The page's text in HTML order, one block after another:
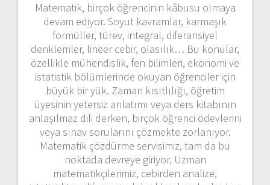
Matematik, birçok öğrencinin kâbusu olmaya
devam ediyor. Soyut kavramlar, karmaşık
formüller, türev, integral, diferansiyel
denklemler, lineer cebir, olasılık… Bu konular,
özellikle mühendislik, fen bilimleri, ekonomi ve
istatistik bölümlerinde okuyan öğrenciler için
büyük bir yük. Zaman kısıtlılığı, öğretim
üyesinin yetersiz anlatımı veya ders kitabının
anlaşılmaz dili derken, birçok öğrenci ödevlerini
veya sınav sorularını çözmekte zorlanıyor.
Matematik çözdürme servisimiz, tam da bu
noktada devreye giriyor. Uzman
matematikçilerimiz, cebirden analize,